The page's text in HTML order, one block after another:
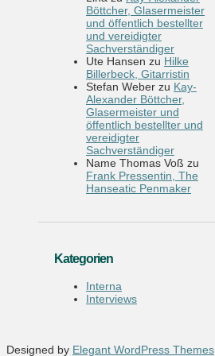
Böttcher, Glasermeister
und öffentlich bestellter
und vereidigter
Sachverständiger
Ute Hansen zu Hilke
Billerbeck, Gitarristin
Stefan Weber zu Kay-
Alexander Böttcher,
Glasermeister und
öffentlich bestellter und
vereidigter
Sachverständiger
Name Thomas Voß zu
Frank Pressentin, The
Hanseatic Penmaker
Kategorien
Interna
Interviews
Designed by Elegant WordPress Themes